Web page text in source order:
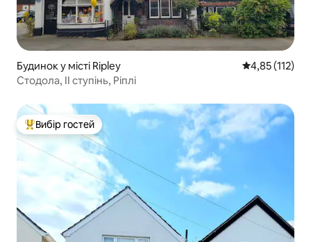
Будинок у місті Ripley Середня
4,85 (112)
Стодола, ІІ ступінь, Ріплі
Топ вибір гостей
Вибір гостей